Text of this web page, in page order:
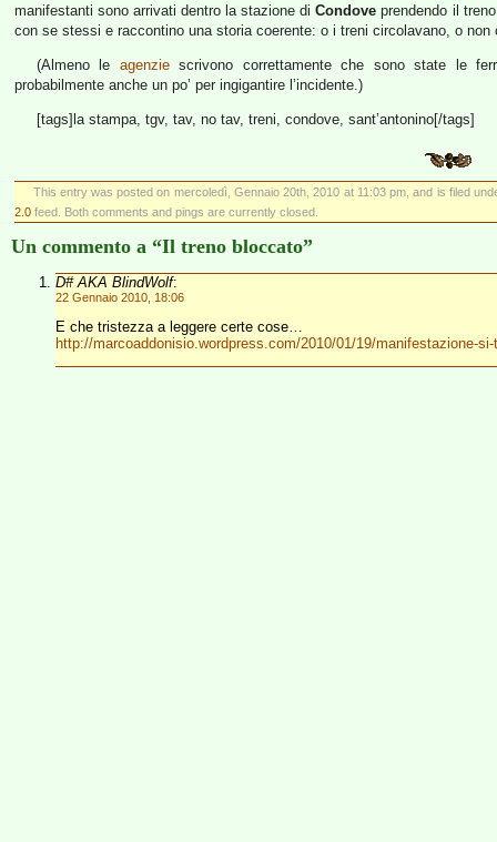
manifestanti sono arrivati dentro la stazione diCondove prendendo il
con se stessi e raccontino una storia coerente: o i treni circolavano, o
(Almeno le agenziescrivono correttamente che sono state le
probabilmente anche un po’ per ingigantire l’incidente.)
[tags]la stampa, tgv, tav, no tav, treni, condove, sant’antonino[/tags]
This entry was posted on mercoledì, Gennaio 20th, 2010 at 11:03 pm, and is filed
2.0 feed. Both comments and pings are currently closed.
Un commento a “Il treno bloccato”
D# AKA BlindWolf:
22 Gennaio 2010, 18:06
E che tristezza a leggere certe cose…
http://marcoaddonisio.wordpress.com/2010/01/19/manifestazione-